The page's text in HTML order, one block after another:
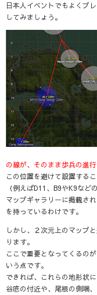
日本人イベントでもよくプ
してみましょう。
の線が、そのまま歩兵の進
この位置を避けて設置する
（例えばD11、B9やK9など
マップギャラリーに掲載さ
を持っているわけです。
しかし、２次元上のマップ
ります。
ここで重要となってくるのが
いう点です。
できれば、これらの地形状
谷底の付近や、 尾根の側端